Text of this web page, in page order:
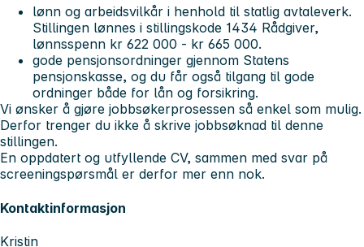
lønn og arbeidsvilkår i henhold til statlig avtaleverk.
Stillingen lønnes i stillingskode 1434 Rådgiver,
lønnsspenn kr 622 000 - kr 665 000.
gode pensjonsordninger gjennom Statens
pensjonskasse, og du får også tilgang til gode
ordninger både for lån og forsikring.
Vi ønsker å gjøre jobbsøkerprosessen så enkel som mulig.
Derfor trenger du ikke å skrive jobbsøknad til denne
stillingen.
En oppdatert og utfyllende CV, sammen med svar på
screeningspørsmål er derfor mer enn nok.
Kontaktinformasjon
Kristin